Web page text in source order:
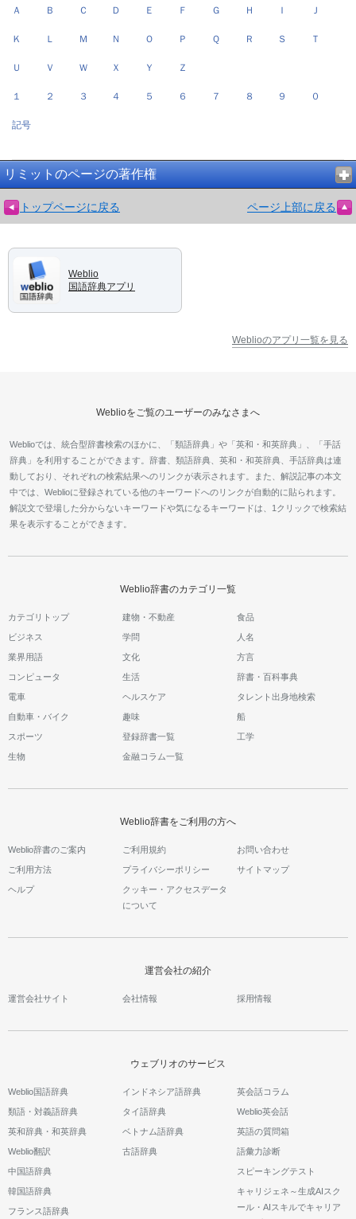
Ａ Ｂ Ｃ Ｄ Ｅ Ｆ Ｇ Ｈ Ｉ Ｊ
Ｋ Ｌ Ｍ Ｎ Ｏ Ｐ Ｑ Ｒ Ｓ Ｔ
Ｕ Ｖ Ｗ Ｘ Ｙ Ｚ
１ ２ ３ ４ ５ ６ ７ ８ ９ ０
記号
リミットのページの著作権
トップページに戻る ページ上部に戻る
Weblio
国語辞典アプリ
Weblioのアプリ一覧を見る
Weblioをご覧のユーザーのみなさまへ
Weblioでは、統合型辞書検索のほかに、「類語辞典」や「英和・和英辞典」、「手話
辞典」を利用することができます。辞書、類語辞典、英和・和英辞典、手話辞典は連
動しており、それぞれの検索結果へのリンクが表示されます。また、解説記事の本文
中では、Weblioに登録されている他のキーワードへのリンクが自動的に貼られます。
解説文で登場した分からないキーワードや気になるキーワードは、1クリックで検索結
果を表示することができます。
Weblio辞書のカテゴリ一覧
カテゴリトップ 建物・不動産 食品
ビジネス 学問 人名
業界用語 文化 方言
コンピュータ 生活 辞書・百科事典
電車 ヘルスケア タレント出身地検索
自動車・バイク 趣味 船
スポーツ 登録辞書一覧 工学
生物 金融コラム一覧
Weblio辞書をご利用の方へ
Weblio辞書のご案内 ご利用規約 お問い合わせ
ご利用方法 プライバシーポリシー サイトマップ
ヘルプ
クッキー・アクセスデータ
について
運営会社の紹介
運営会社サイト 会社情報 採用情報
ウェブリオのサービス
Weblio国語辞典
類語・対義語辞典
英和辞典・和英辞典
Weblio翻訳
中国語辞典
韓国語辞典
フランス語辞典
インドネシア語辞典
タイ語辞典
ベトナム語辞典
古語辞典
英会話コラム
Weblio英会話
英語の質問箱
語彙力診断
スピーキングテスト
キャリジェネ～生成AIスク
ール・AIスキルでキャリア